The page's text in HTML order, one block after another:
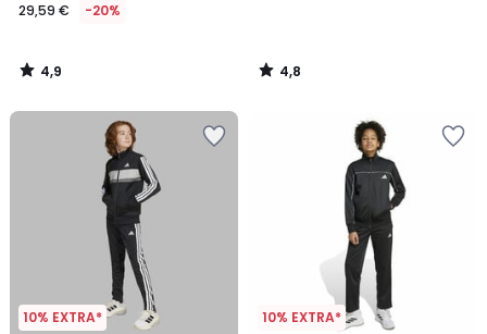
29,59 € -20%
4,9
/
4,8
/
10% EXTRA* 10% EXTRA*